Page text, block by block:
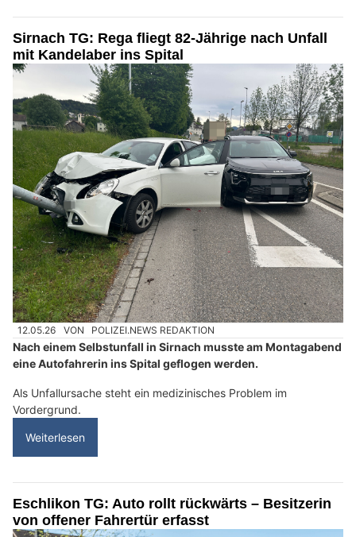
Sirnach TG: Rega fliegt 82-Jährige nach Unfall
mit Kandelaber ins Spital
12.05.26 VON POLIZEI.NEWS REDAKTION
Nach einem Selbstunfall in Sirnach musste am Montagabend
eine Autofahrerin ins Spital geflogen werden.
Als Unfallursache steht ein medizinisches Problem im
Vordergrund.
Weiterlesen
Eschlikon TG: Auto rollt rückwärts – Besitzerin
von offener Fahrertür erfasst